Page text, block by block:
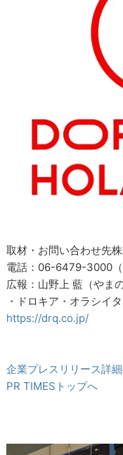
取材・お問い合わせ先
電話：06-6479-3000（
広報：山野上 藍（やま
・ドロキア・オラシ
https://drq.co.jp/
企業プレスリリース詳
PR TIMESトップへ